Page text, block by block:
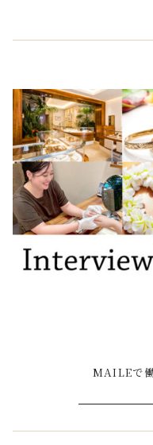
MAILEで